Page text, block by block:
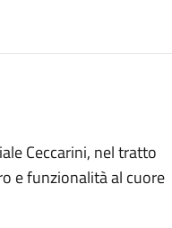
Ceccarini, nel tratto
e funzionalità al cuore